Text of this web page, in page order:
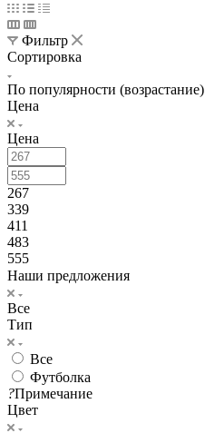
Фильтр
Сортировка
По популярности (возрастание)
Цена
Цена
267
339
411
483
555
Наши предложения
Все
Тип
Все
Футболка
?Примечание
Цвет